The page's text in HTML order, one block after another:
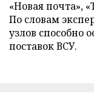
«Новая почта»,
По словам
узлов способно
поставок ВСУ.